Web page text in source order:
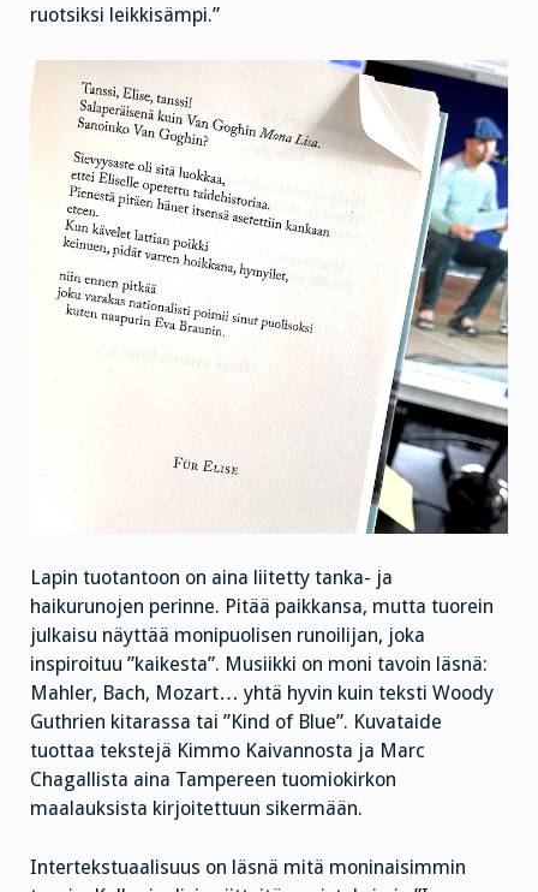
ruotsiksi leikkisämpi.”
Lapin tuotantoon on aina liitetty tanka- ja
haikurunojen perinne. Pitää paikkansa, mutta tuorein
julkaisu näyttää monipuolisen runoilijan, joka
inspiroituu ”kaikesta”. Musiikki on moni tavoin läsnä:
Mahler, Bach, Mozart… yhtä hyvin kuin teksti Woody
Guthrien kitarassa tai ”Kind of Blue”. Kuvataide
tuottaa tekstejä Kimmo Kaivannosta ja Marc
Chagallista aina Tampereen tuomiokirkon
maalauksista kirjoitettuun sikermään.
Intertekstuaalisuus on läsnä mitä moninaisimmin